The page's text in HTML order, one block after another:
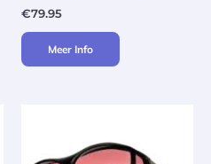
€79.95
Meer Info